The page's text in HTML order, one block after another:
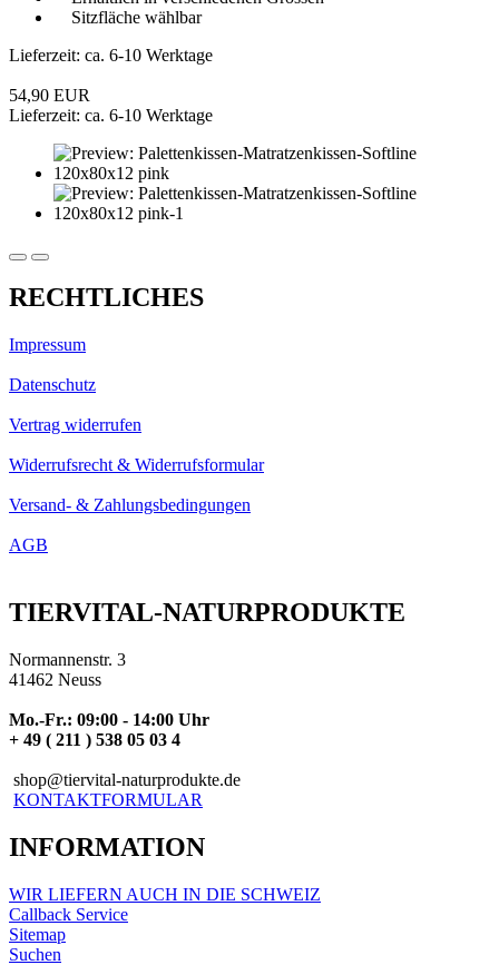
Sitzfläche wählbar
Lieferzeit: ca. 6-10 Werktage
54,90 EUR
Lieferzeit: ca. 6-10 Werktage
RECHTLICHES
Impressum
Datenschutz
Vertrag widerrufen
Widerrufsrecht & Widerrufsformular
Versand- & Zahlungsbedingungen
AGB
TIERVITAL-NATURPRODUKTE
Normannenstr. 3
41462 Neuss
Mo.-Fr.: 09:00 - 14:00 Uhr
+ 49 ( 211 ) 538 05 03 4
shop@tiervital-naturprodukte.de
KONTAKTFORMULAR
INFORMATION
WIR LIEFERN AUCH IN DIE SCHWEIZ
Callback Service
Sitemap
Suchen